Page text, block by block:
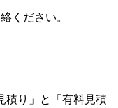
ください。
積り」と「有料見積